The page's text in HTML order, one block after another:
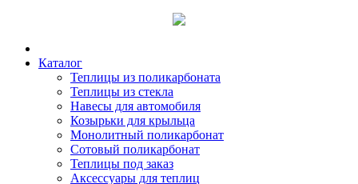
Каталог
Теплицы из поликарбоната
Теплицы из стекла
Навесы для автомобиля
Козырьки для крыльца
Монолитный поликарбонат
Сотовый поликарбонат
Теплицы под заказ
Аксессуары для теплиц